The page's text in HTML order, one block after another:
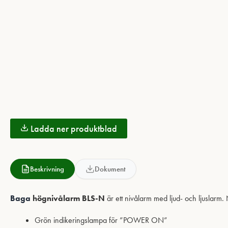
Ladda ner produktblad
Beskrivning Dokument
Baga högnivålarm BLS-N är ett nivålarm med ljud- och
Grön indikeringslampa för ”POWER ON”